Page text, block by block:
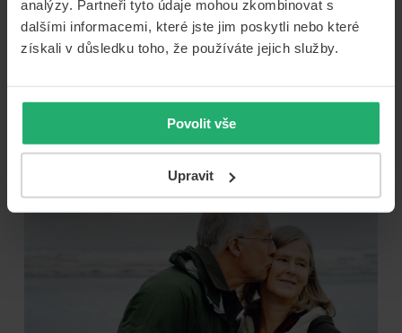
analýzy. Partneři tyto údaje mohou zkombinovat s
dalšími informacemi, které jste jim poskytli nebo které
získali v důsledku toho, že používáte jejich služby.
Povolit vše
Upravit
pojištění invalidity nebo dlouhodobé péče
sjednat pro všechny stupně invalidity i dlouhodobé
péče, přičemž plnění pro každý tento stupeň lze